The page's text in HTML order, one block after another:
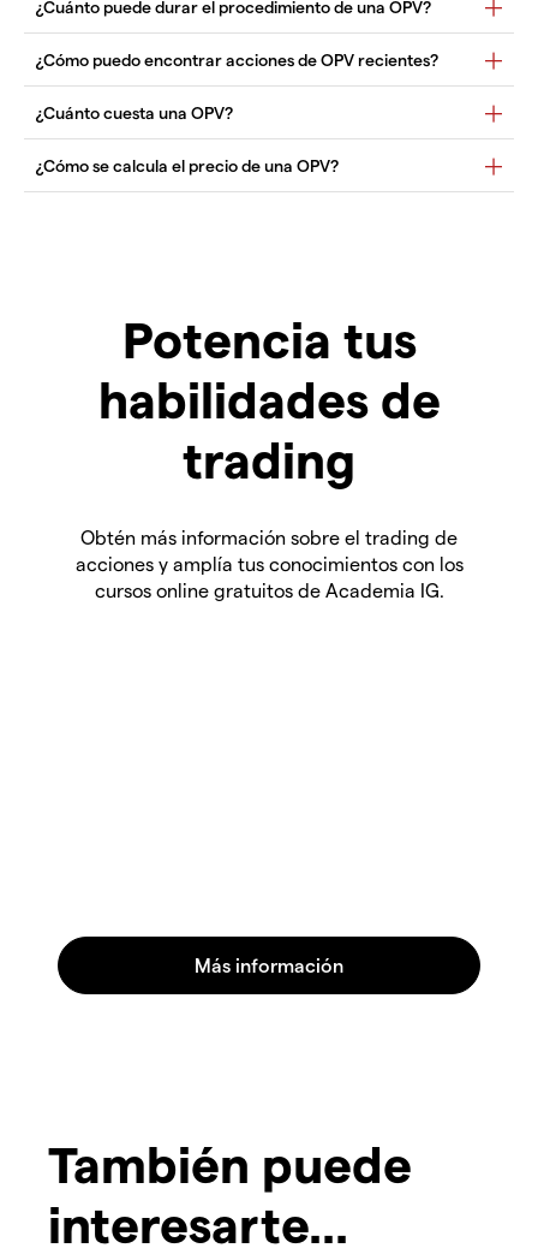
Potencia tus
habilidades de
trading
Obtén más información sobre el trading de
acciones y amplía tus conocimientos con los
cursos online gratuitos de Academia IG.
También puede
interesarte...